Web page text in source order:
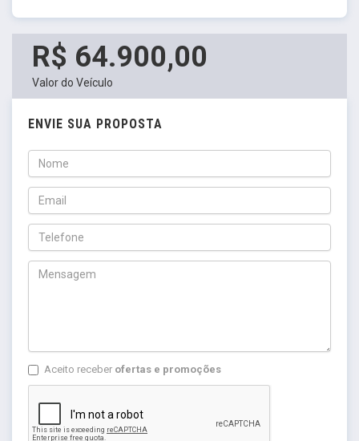
R$ 64.900,00
Valor do Veículo
ENVIE SUA PROPOSTA
Aceito receber ofertas e promoções